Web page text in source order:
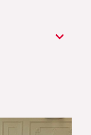
(524)